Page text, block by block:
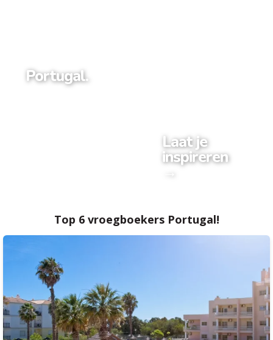
Portugal.
Laat je
inspireren
Top 6 vroegboekers Portugal!